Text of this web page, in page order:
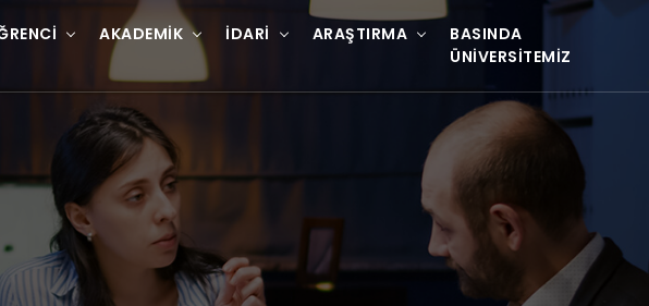
AKADEMIK İDARI ARAŞTIRMA
BASINDA
ÜNIVERSITEMIZ